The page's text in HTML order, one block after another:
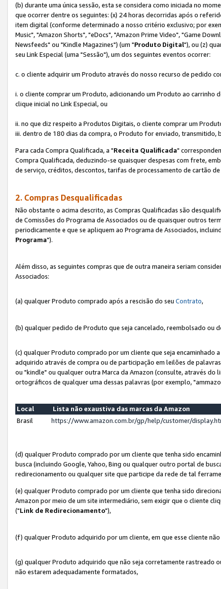
(b) durante uma única sessão, esta se considera como iniciada no
que ocorrer dentre os seguintes: (x) 24 horas decorridas após o
item digital (conforme determinado a nosso critério exclusivo; por
Music", "Amazon Shorts", "eDocs", "Amazon Prime Video", "Game
Newsfeeds" ou "Kindle Magazines") (um "Produto Digital"), ou (z)
seu Link Especial (uma "Sessão"), um dos seguintes eventos ocorrer:
c. o cliente adquirir um Produto através do nosso recurso de pedido
i. o cliente comprar um Produto, adicionando um Produto ao
clique inicial no Link Especial, ou
ii. no que diz respeito a Produtos Digitais, o cliente comprar um
iii. dentro de 180 dias da compra, o Produto for enviado, transmitido,
Para cada Compra Qualificada, a "Receita Qualificada"
Compra Qualificada, deduzindo-se quaisquer despesas com frete,
de serviço, créditos, descontos, tarifas de processamento de cartão
2. Compras Desqualificadas
Não obstante o acima descrito, as Compras Qualificadas são
de Comissões do Programa de Associados ou de quaisquer outros
periodicamente e que se apliquem ao Programa de Associados,
Programa").
Além disso, as seguintes compras que de outra maneira seriam
Associados:
(a) qualquer Produto comprado após a rescisão do seu Contrato,
(b) qualquer pedido de Produto que seja cancelado, reembolsado ou
(c) qualquer Produto comprado por um cliente que seja encaminhado
adquirido através de compra ou de participação em leilões de
ou "kindle" ou qualquer outra Marca da Amazon (consulte, através do
ortográficos de qualquer uma dessas palavras (por exemplo,
Local
Lista não exaustiva das marcas da Amazon
Brasil
https://www.amazon.com.br/gp/help/customer/
(d) qualquer Produto comprado por um cliente que tenha sido
busca (incluindo Google, Yahoo, Bing ou qualquer outro portal de
redirecionamento ou qualquer site que participe da rede de tal
(e) qualquer Produto comprado por um cliente que tenha sido
Amazon por meio de um site intermediário, sem exigir que o cliente
("Link de Redirecionamento"),
(f) qualquer Produto adquirido por um cliente, em que esse cliente
(g) qualquer Produto adquirido que não seja corretamente rastreado
não estarem adequadamente formatados,